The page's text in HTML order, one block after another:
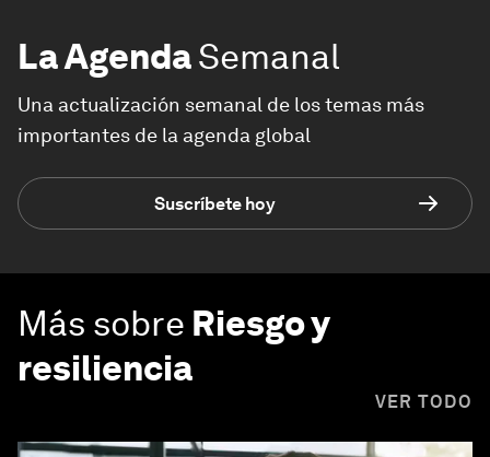
La AgendaSemanal
Una actualización semanal de los temas más
importantes de la agenda global
Suscríbete hoy
Más sobre Riesgo y
resiliencia
VER TODO